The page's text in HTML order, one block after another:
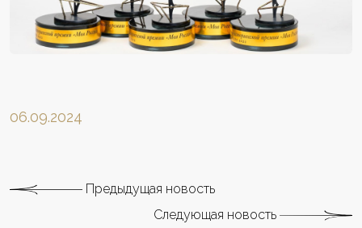
06.09.2024
Предыдущая новость
Следующая новость